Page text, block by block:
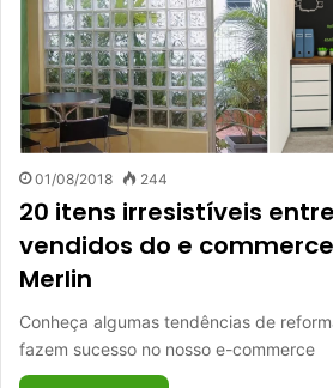
01/08/2018 244
20 itens irresistíveis
vendidos do e
Merlin
Conheça algumas tendências de
fazem sucesso no nosso e-commerce